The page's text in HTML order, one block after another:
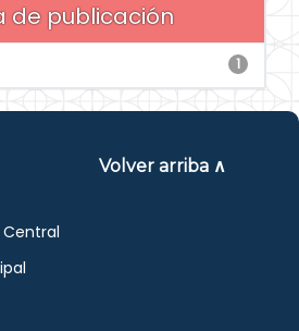
de publicación
1
Volver arriba ∧